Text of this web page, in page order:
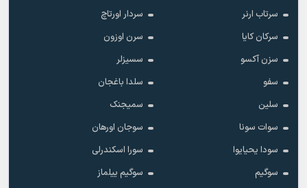
سرتاب ارنر
سردار اورتاچ
سرکان کایا
سرن اوزون
سزن آکسو
سسیزلر
سفو
سلدا باغجان
سلین
سمیجنک
سوات سونا
سوجان اورهان
سودا یحیایوا
سورا اسکندرلی
سوگیم
سوگیم ییلماز